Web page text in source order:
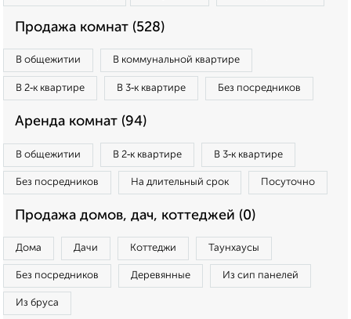
Продажа комнат (528)
В общежитии В коммунальной квартире
В 2‑к квартире В 3‑к квартире Без посредников
Аренда комнат (94)
В общежитии В 2‑к квартире В 3‑к квартире
Без посредников На длительный срок Посуточно
Продажа домов, дач, коттеджей (0)
Дома Дачи Коттеджи Таунхаусы
Без посредников Деревянные Из сип панелей
Из бруса